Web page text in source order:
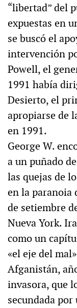
“libertad” del
expuestas en
se buscó el
intervención
Powell, el
1991 había
Desierto, el
apropiarse de
en 1991.
George W.
a un puñado
las quejas de
en la paranoia
de setiembre
Nueva York.
como un
«el eje del
Afganistán,
invasora, que
secundada